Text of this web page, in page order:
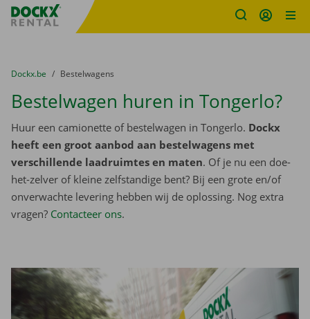
Fratello DEMO
U bevindt zich hier:
van
Dockx.be naar
Bestelwagens
Bestelwagen huren in Tongerlo?
Huur een camionette of bestelwagen in Tongerlo. Dockx
heeft een groot aanbod aan bestelwagens met
verschillende laadruimtes en maten. Of je nu een doe-
het-zelver of kleine zelfstandige bent? Bij een grote en/of
onverwachte levering hebben wij de oplossing. Nog extra
vragen? Contacteer ons.